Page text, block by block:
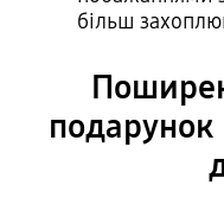
більш
подарунок